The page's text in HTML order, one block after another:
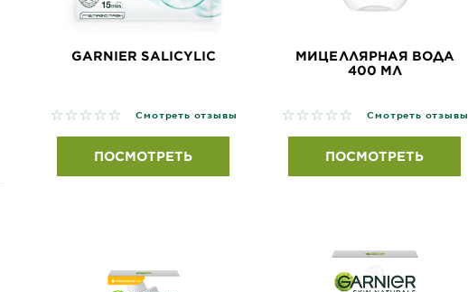
GARNIER SALICYLIC
No reviews Смотреть отзывы
ПОСМОТРЕТЬ
МИЦЕЛЛЯРНАЯ ВОДА
400 МЛ
No reviews Смотреть отзывы
ПОСМОТРЕТЬ